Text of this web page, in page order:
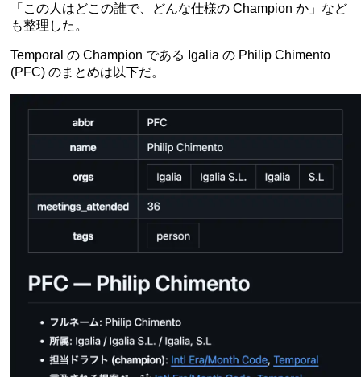
「この人はどこの誰で、どんな仕様の Champion か」など
も整理した。
Temporal の Champion である Igalia の Philip Chimento
(PFC) のまとめは以下だ。